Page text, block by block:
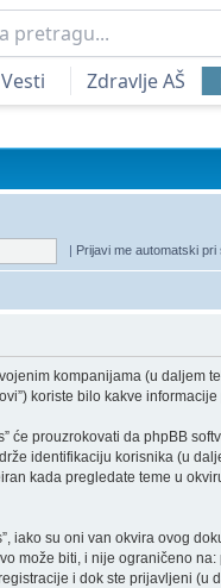
Vesti Zdravlje AŠ
| Prijavi me automatski
kompanijama (u daljem
koriste bilo kakve
će prouzrokovati da phpBB
identifikaciju korisnika (u
kada pregledate teme u
iako su oni van okvira ovog
može biti, i nije ograničeno
i dok ste prijavljeni (u